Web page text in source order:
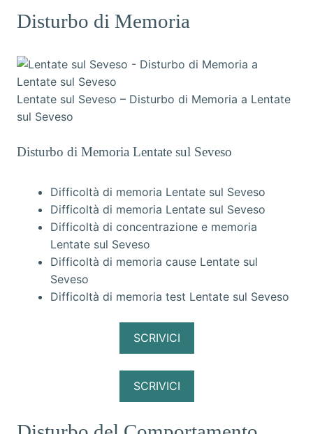
Disturbo di Memoria
Lentate sul Seveso – Disturbo di Memoria a Lentate
sul Seveso
Disturbo di Memoria Lentate sul Seveso
Difficoltà di memoria Lentate sul Seveso
Difficoltà di memoria Lentate sul Seveso
Difficoltà di concentrazione e memoria
Lentate sul Seveso
Difficoltà di memoria cause Lentate sul
Seveso
Difficoltà di memoria test Lentate sul Seveso
SCRIVICI
SCRIVICI